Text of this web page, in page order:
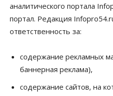
Недвижимость
Открыты продажи
квартале «Цветной
05 Августа 2026, 13:23
Власть Общество
Ночные маршруты
в Новосибирской области
аналитического портала
портал. Редакция
ответственность за:
содержание рекламных
баннерная реклама),
содержание сайтов, на